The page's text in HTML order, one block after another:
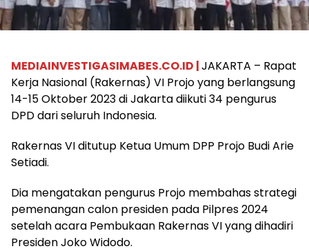
MEDIAINVESTIGASIMABES.CO.ID |JAKARTA – Rapat
Kerja Nasional (Rakernas) VI Projo yang berlangsung
14-15 Oktober 2023 di Jakarta diikuti 34 pengurus
DPD dari seluruh Indonesia.
Rakernas VI ditutup Ketua Umum DPP Projo Budi Arie
Setiadi.
Dia mengatakan pengurus Projo membahas strategi
pemenangan calon presiden pada Pilpres 2024
setelah acara Pembukaan Rakernas VI yang dihadiri
Presiden Joko Widodo.